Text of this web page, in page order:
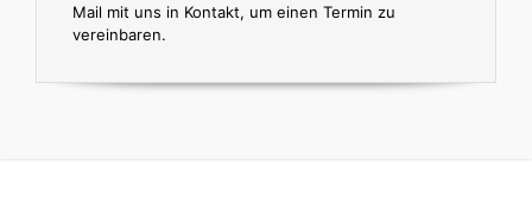
Mail mit uns in Kontakt, um einen Termin zu
vereinbaren.